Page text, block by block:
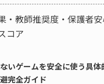
・教師推奨度・保護者
コア
いゲームを安全に使う具体
完全ガイド